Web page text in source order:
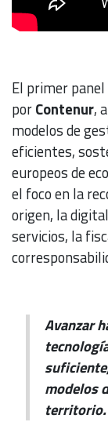
El primer panel
porContenur,
modelos de
eficientes,
europeos de
el foco en la
origen, la
servicios, la
Avanzar
modelos
territorio.